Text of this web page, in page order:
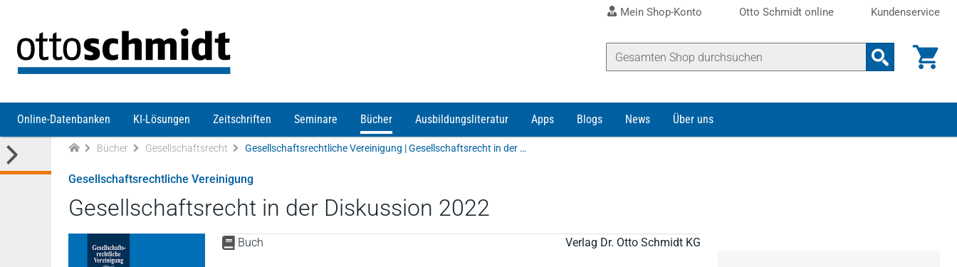
Mein Shop-Konto Otto Schmidt online Kundenservice
Online-Datenbanken KI-Lösungen Zeitschriften Seminare Bücher Ausbildungsliteratur Apps Blogs News Über uns
Bücher Gesellschaftsrecht Gesellschaftsrechtliche Vereinigung | Gesellschaftsrecht in der Diskussion 2022
Gesellschaftsrechtliche Vereinigung
Gesellschaftsrecht in der Diskussion 2022
Buch Verlag Dr. Otto Schmidt KG